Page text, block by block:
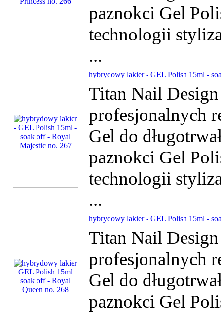
paznokci Gel
technologii
...
hybrydowy lakier - GEL Polish 15ml -
Titan Nail
profesjonalnych
Gel do
paznokci Gel
technologii
...
hybrydowy lakier - GEL Polish 15ml -
Titan Nail
profesjonalnych
Gel do
paznokci Gel